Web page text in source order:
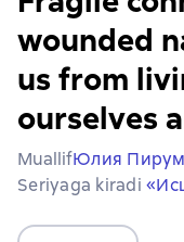
wounded
us from
ourselves
MuallifЮлия
Seriyaga kiradi